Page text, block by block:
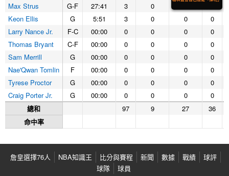
Max Strus
G-F 27:41 3 0
Keon Ellis
G 5:51 3 0 0
0
Larry Nance Jr.
F-C 00:00 0 0 0
0
Thomas Bryant
C-F 00:00 0 0 0
0
Sam Merrill
G 00:00 0 0 0
0
Nae'Qwan Tomlin
F 00:00 0 0 0
0
Tyrese Proctor
G 00:00 0 0 0
0
Craig Porter Jr.
G 00:00 0 0 0
0
總和
97 9 27 36
命中率
詹皇選擇76人 NBA知識王 比分與賽程 新聞 數據 戰績
球評
球隊
球員